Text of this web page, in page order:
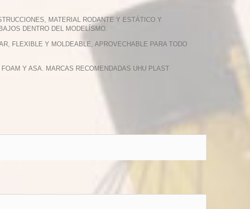
MATERIAL RODANTE Y ESTÁTICO Y
DENTRO DEL MODELÍSMO.
FLEXIBLE Y MOLDEABLE, APROVECHABLE PARA TODO
Y ASA. MARCAS RECOMENDADAS UHU PLAST